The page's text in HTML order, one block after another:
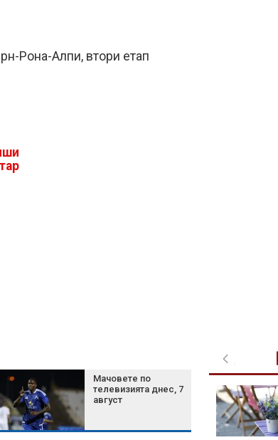
Рона-Алпи, втори етап
Мачовете по
телевизията днес, 7
август
Ален - "ловецът на
педофили": "Заловили
броят на пръстите"